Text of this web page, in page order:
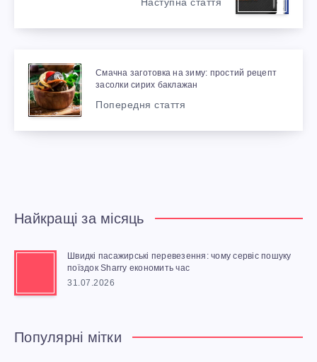
Смачна заготовка на зиму: простий рецепт
засолки сирих баклажан
Попередня стаття
Найкращі за місяць
Швидкі пасажирські перевезення: чому сервіс пошуку
поїздок Sharry економить час
31.07.2026
Популярні мітки